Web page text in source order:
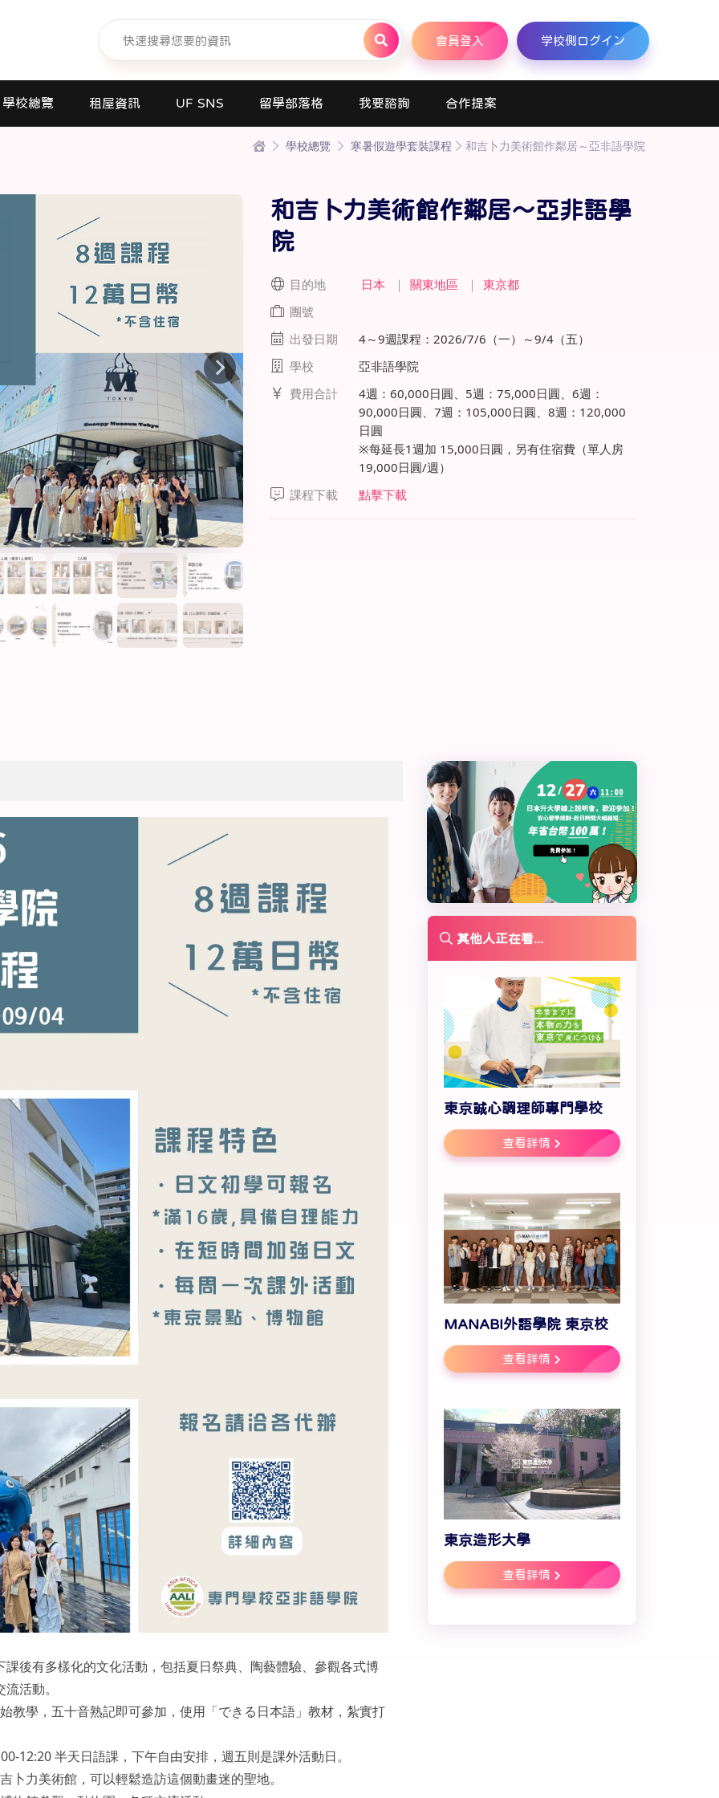
會員登入 学校側ログイン
學校總覽
線上課程
寒暑假遊學套裝課程
打工度假
租屋資訊 UF SNS 留學部落格 我要諮詢 合作提案
學校總覽 寒暑假遊學套裝課程 和吉卜力美術館作鄰居～亞非語學院
和吉卜力美術館作鄰居～亞非語學
院
目的地 日本 ｜ 關東地區 ｜
東京都
團號
出發日期
4～9週課程：2026/7/6（一）～9/4（五）
學校
亞非語學院
費用合計
4週：60,000日圓、5週：75,000日圓、6週：
90,000日圓、7週：105,000日圓、8週：120,000
日圓
※每延長1週加 15,000日圓，另有住宿費（單人房
19,000日圓/週）
課程下載
點擊下載
後有多樣化的文化活動，包括夏日祭典、陶藝體驗、參觀各式博
活動。
教學，五十音熟記即可參加，使用「できる日本語」教材，紮實打
12:20 半天日語課，下午自由安排，週五則是課外活動日。
卜力美術館，可以輕鬆造訪這個動畫迷的聖地。
其他人正在看...
東京誠心調理師專門學校
查看詳情
MANABI外語學院 東京校
查看詳情
東京造形大學
查看詳情